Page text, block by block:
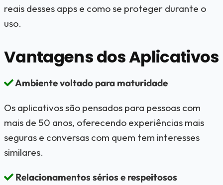
reais desses apps e como se proteger durante o
uso.
Vantagens dos Aplicativos
Ambiente voltado para maturidade
Os aplicativos são pensados para pessoas com
mais de 50 anos, oferecendo experiências mais
seguras e conversas com quem tem interesses
similares.
Relacionamentos sérios e respeitosos